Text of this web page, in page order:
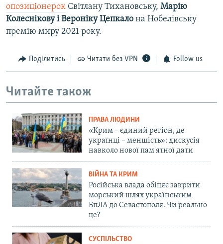
опозиціонерок Світлану Тихановську, Марію
Колеснікову і Вероніку Цепкало на Нобелівську
премію миру 2021 року.
Поділитись Читати без VPN Follow us
Читайте також
ПРАВА ЛЮДИНИ
«Крим – єдиний регіон, де
українці – меншість»: дискусія
навколо нової пам'ятної дати
ВІЙНА ТА КРИМ
Російська влада обіцяє закрити
морський шлях українським
БпЛА до Севастополя. Чи реально
це?
СУСПІЛЬСТВО